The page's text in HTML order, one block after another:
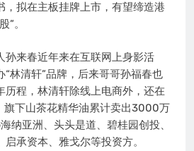
，拟在主板挂牌上市，有望缔造港
”。
孙来春近年来在互联网上身影活
林清轩”品牌，后来哥哥孙福春也
历程，林清轩除线上电商外，还在
旗下山茶花精华油累计卖出3000万
纳亚洲、头头是道、碧桂园创投、
承资本、雅戈尔等投资方。